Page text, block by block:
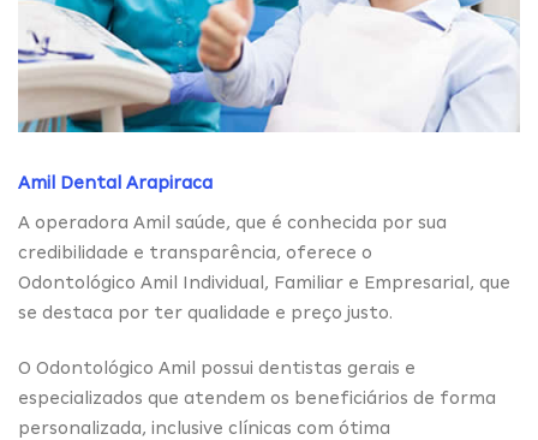
Amil Dental Arapiraca
A operadora Amil saúde, que é conhecida por sua
credibilidade e transparência, oferece o
Odontológico Amil Individual, Familiar e Empresarial, que
se destaca por ter qualidade e preço justo.
O Odontológico Amil possui dentistas gerais e
especializados que atendem os beneficiários de forma
personalizada, inclusive clínicas com ótima